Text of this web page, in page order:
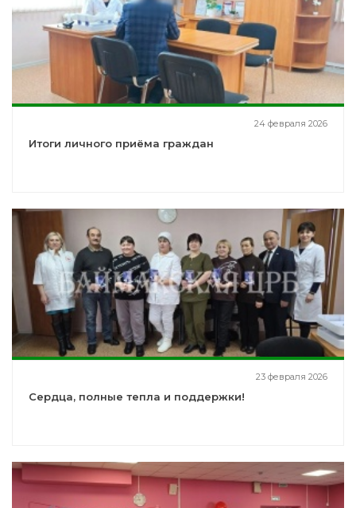
24 февраля 2026
Итоги личного приёма граждан
23 февраля 2026
Сердца, полные тепла и поддержки!